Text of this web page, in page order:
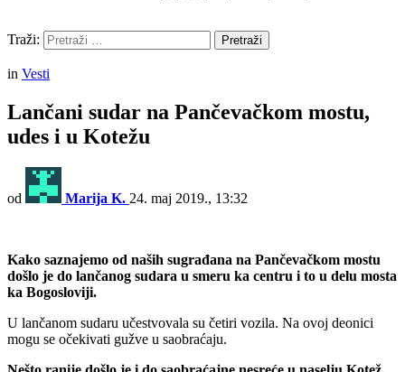
Traži:
Pretraži
in Vesti
Lančani sudar na Pančevačkom mostu,
udes i u Kotežu
od Marija K. 24. maj 2019., 13:32
Kako saznajemo od naših sugrađana na Pančevačkom mostu
došlo je do lančanog sudara u smeru ka centru i to u delu mosta
ka Bogosloviji.
U lančanom sudaru učestvovala su četiri vozila. Na ovoj deonici
mogu se očekivati gužve u saobraćaju.